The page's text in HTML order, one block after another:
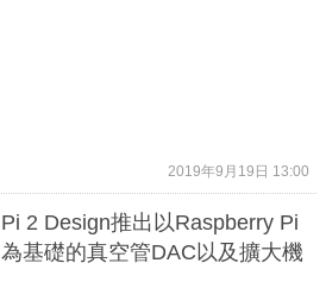
2019年9月19日 13:00
Pi 2 Design推出以Raspberry Pi
為基礎的真空管DAC以及擴大機